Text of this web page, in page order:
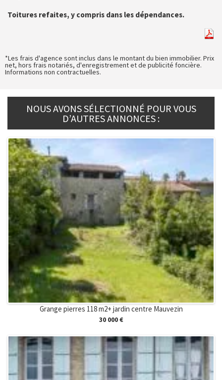
Toitures refaites, y compris dans les dépendances.
*Les frais d'agence sont inclus dans le montant du bien immobilier. Prix
net, hors frais notariés, d'enregistrement et de publicité foncière.
Informations non contractuelles.
NOUS AVONS SÉLECTIONNÉ POUR VOUS
D’AUTRES ANNONCES :
Grange pierres 118 m2+ jardin centre Mauvezin
30 000 €